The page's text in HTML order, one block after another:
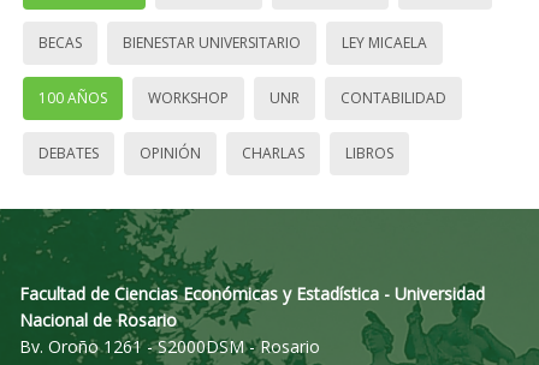
BECAS BIENESTAR UNIVERSITARIO LEY MICAELA
100 AÑOS WORKSHOP UNR CONTABILIDAD
DEBATES OPINIÓN CHARLAS LIBROS
Facultad de Ciencias Económicas y Estadística - Universidad
Nacional de Rosario
Bv. Oroño 1261 - S2000DSM - Rosario